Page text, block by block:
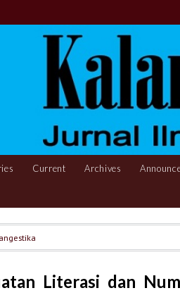
Current Archives
Literasi dan